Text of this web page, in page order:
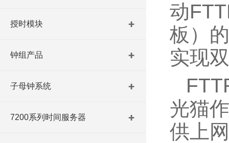
授时模块
钟组产品
子母钟系统
7200系列时间服务器
动
板）
实现
光猫
供上